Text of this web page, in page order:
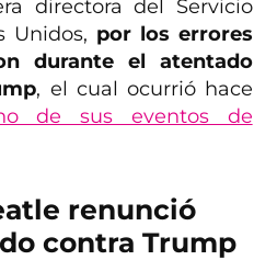
directora del Servicio
Unidos, por los errores
durante el atentado
, el cual ocurrió hace
de sus eventos de
renunció
contra Trump